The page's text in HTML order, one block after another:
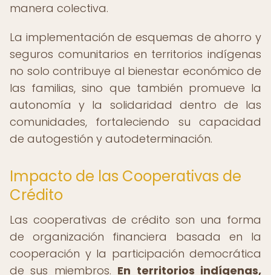
manera colectiva.
La implementación de esquemas de ahorro y
seguros comunitarios en territorios indígenas
no solo contribuye al bienestar económico de
las familias, sino que también promueve la
autonomía y la solidaridad dentro de las
comunidades, fortaleciendo su capacidad
de autogestión y autodeterminación.
Impacto de las Cooperativas de
Crédito
Las cooperativas de crédito son una forma
de organización financiera basada en la
cooperación y la participación democrática
de sus miembros. En territorios indígenas,